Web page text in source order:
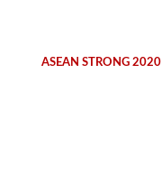
ASEAN STRONG 2020